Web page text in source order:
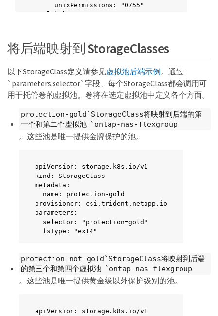
      unixPermissions: "0755"
  - labels:
    zone: us_east_1b
    defaults:
      encryption: "true"
      unixPermissions: "0755"
  - labels:
      department: engineering
    zone: us_east_1c
    defaults:
      spaceReserve: none
  - labels:
      department: humanresource
      creditpoints: "2000"
    zone: us_east_1d
    defaults:
      spaceReserve: volume
      encryption: "false"
      unixPermissions: "0775"
将后端映射到 StorageClasses
以下StorageClass定义请参见虚拟池后端示例。通过
`parameters.selector`字段、每个StorageClass都会调用可
用于托管卷的虚拟池。卷将在选定虚拟池中定义各个方面。
protection-gold`StorageClass将映射到后端的第
一个和第二个虚拟池 `ontap-nas-flexgroup
。这些池是唯一提供金牌保护的池。
apiVersion: storage.k8s.io/v1
kind: StorageClass
metadata:
  name: protection-gold
provisioner: csi.trident.netapp.io
parameters:
  selector: "protection=gold"
  fsType: "ext4"
protection-not-gold`StorageClass将映射到后端
的第三个和第四个虚拟池 `ontap-nas-flexgroup
。这些池是唯一提供黄金级以外保护级别的池。
apiVersion: storage.k8s.io/v1